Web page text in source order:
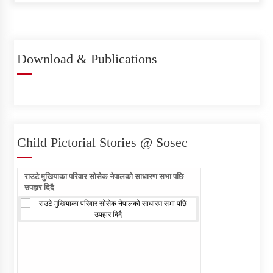
Individual Interview Notice
Engineer
Download & Publications
Child Pictorial Stories @ Sosec
राउटे मुखियाका परिवार सोसेक नेपालको साधारण सभा पछि
उपहार दिदै